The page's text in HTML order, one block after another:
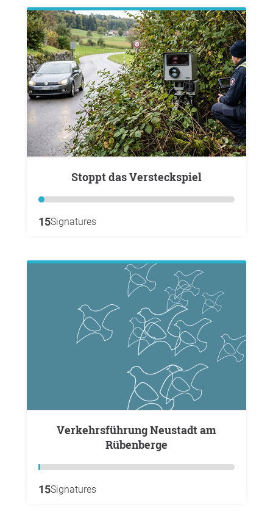
Stoppt das Versteckspiel
15Signatures
Verkehrsführung Neustadt am
Rübenberge
15Signatures